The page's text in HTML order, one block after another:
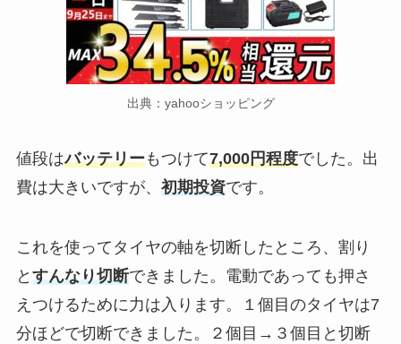
出典：yahooショッピング
値段はバッテリーもつけて7,000円程度でした。出
費は大きいですが、 初期投資です。
これを使ってタイヤの軸を切断したところ、割り
と すんなり切断できました。電動であっても押さ
えつけるために力は入ります。１個目のタイヤは7
分ほどで切断できました。２個目→３個目と切断